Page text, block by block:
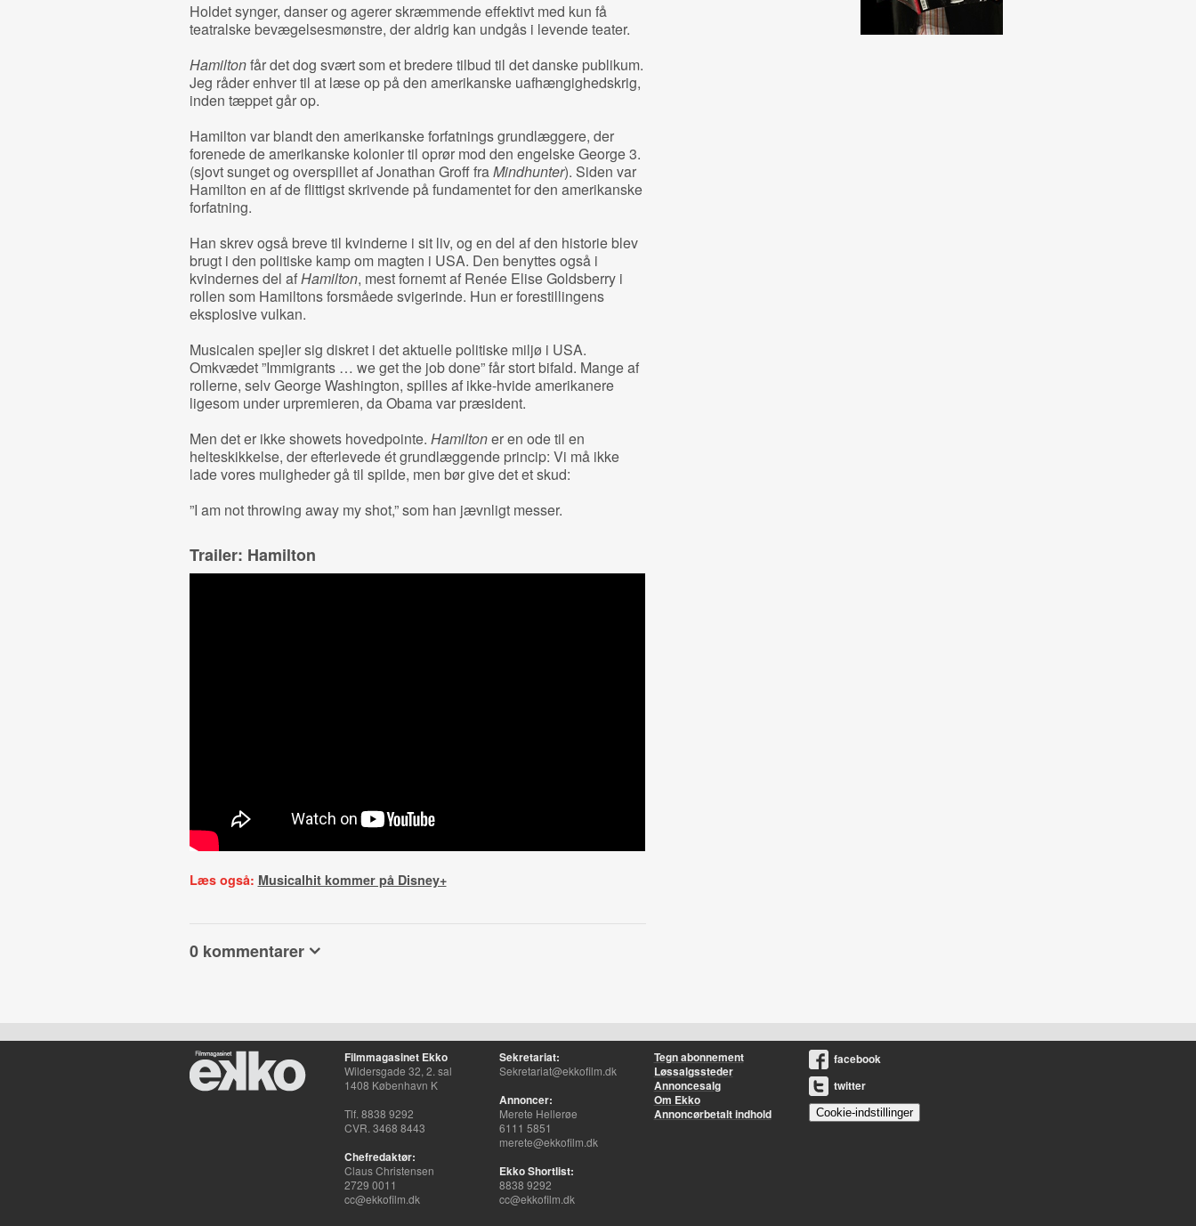
Holdet synger, danser og agerer skræmmende effektivt med kun få
teatralske bevægelsesmønstre, der aldrig kan undgås i levende teater.
Hamiltonfår det dog svært som et bredere tilbud til det danske publikum.
Jeg råder enhver til at læse op på den amerikanske uafhængighedskrig,
inden tæppet går op.
Hamilton var blandt den amerikanske forfatnings grundlæggere, der
forenede de amerikanske kolonier til oprør mod den engelske George 3.
(sjovt sunget og overspillet af Jonathan Groff fraMindhunter). Siden var
Hamilton en af de flittigst skrivende på fundamentet for den amerikanske
forfatning.
Han skrev også breve til kvinderne i sit liv, og en del af den historie blev
brugt i den politiske kamp om magten i USA. Den benyttes også i
kvindernes del afHamilton, mest fornemt af Renée Elise Goldsberry i
rollen som Hamiltons forsmåede svigerinde. Hun er forestillingens
eksplosive vulkan.
Musicalen spejler sig diskret i det aktuelle politiske miljø i USA.
Omkvædet ”Immigrants … we get the job done” får stort bifald. Mange af
rollerne, selv George Washington, spilles af ikke-hvide amerikanere
ligesom under urpremieren, da Obama var præsident.
Men det er ikke showets hovedpointe. Hamiltoner en ode til en
helteskikkelse, der efterlevede ét grundlæggende princip: Vi må ikke
lade vores muligheder gå til spilde, men bør give det et skud:
”I am not throwing away my shot,” som han jævnligt messer.
Trailer: Hamilton
Læs også: Musicalhit kommer på Disney+
0 kommentarer
Filmmagasinet Ekko
Wildersgade 32, 2. sal
1408 København K
Tlf. 8838 9292
CVR. 3468 8443
Chefredaktør:
Claus Christensen
2729 0011
cc@ekkofilm.dk
Sekretariat:
Sekretariat@ekkofilm.dk
Annoncer:
Merete Hellerøe
6111 5851
merete@ekkofilm.dk
Ekko Shortlist:
8838 9292
cc@ekkofilm.dk
Tegn abonnement
Løssalgssteder
Annoncesalg
Om Ekko
Annoncørbetalt indhold
facebook
twitter
Cookie-indstillinger